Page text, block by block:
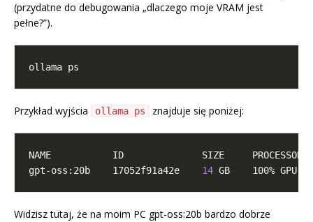
(przydatne do debugowania „dlaczego moje VRAM jest
pełne?”).
Przykład wyjścia ollama ps znajduje się poniżej:
gpt-oss:20b    17052f91a42e 14 GB    100%
Widzisz tutaj, że na moim PC gpt-oss:20b bardzo dobrze